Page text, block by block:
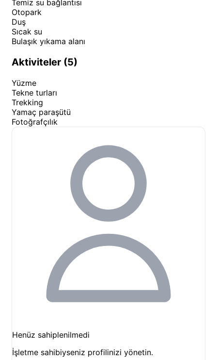
Temiz su bağlantısı
Otopark
Duş
Sıcak su
Bulaşık yıkama alanı
Aktiviteler (5)
Yüzme
Tekne turları
Trekking
Yamaç paraşütü
Fotoğrafçılık
Henüz sahiplenilmedi
İşletme sahibiyseniz profilinizi yönetin.